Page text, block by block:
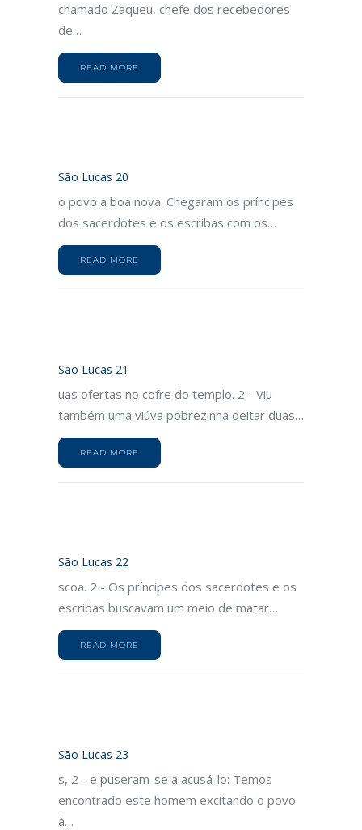
chamado Zaqueu, chefe dos recebedores
de…
READ MORE
São Lucas 20
o povo a boa nova. Chegaram os príncipes
dos sacerdotes e os escribas com os…
READ MORE
São Lucas 21
uas ofertas no cofre do templo. 2 - Viu
também uma viúva pobrezinha deitar duas…
READ MORE
São Lucas 22
scoa. 2 - Os príncipes dos sacerdotes e os
escribas buscavam um meio de matar…
READ MORE
São Lucas 23
s, 2 - e puseram-se a acusá-lo: Temos
encontrado este homem excitando o povo
à…